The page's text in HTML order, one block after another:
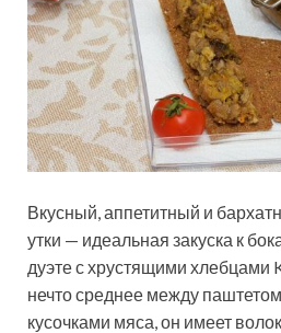
Вкусный, аппетитный и
утки — идеальная закуска к
дуэте с хрустящими хлебцами
нечто среднее между
кусочками мяса, он имеет